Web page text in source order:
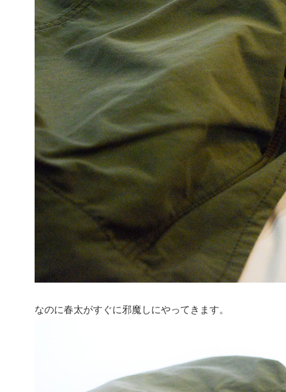
なのに春太がすぐに邪魔しにやってきます。